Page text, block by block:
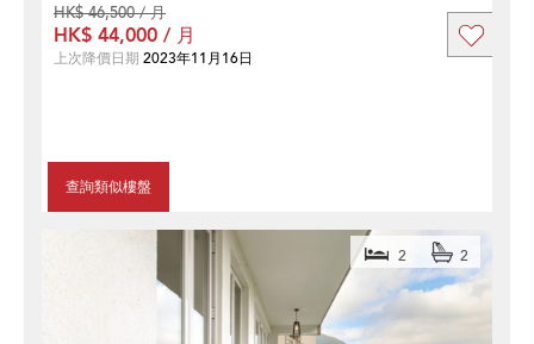
查詢類似樓盤
HK$ 46,500 / 月
HK$ 44,000 / 月
上次降價日期 2023年11月16日
2 2